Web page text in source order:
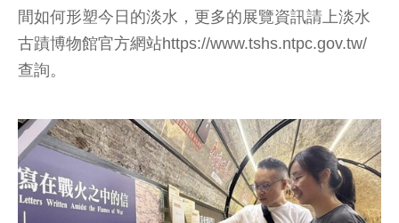
間如何形塑今日的淡水，更多的展覽資訊請上淡水
古蹟博物館官方網站https://www.tshs.ntpc.gov.tw/
查詢。